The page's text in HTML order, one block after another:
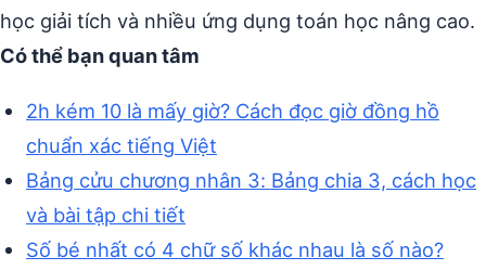
học giải tích và nhiều ứng dụng toán học nâng cao.
Có thể bạn quan tâm
2h kém 10 là mấy giờ? Cách đọc giờ đồng hồ
chuẩn xác tiếng Việt
Bảng cửu chương nhân 3: Bảng chia 3, cách học
và bài tập chi tiết
Số bé nhất có 4 chữ số khác nhau là số nào?